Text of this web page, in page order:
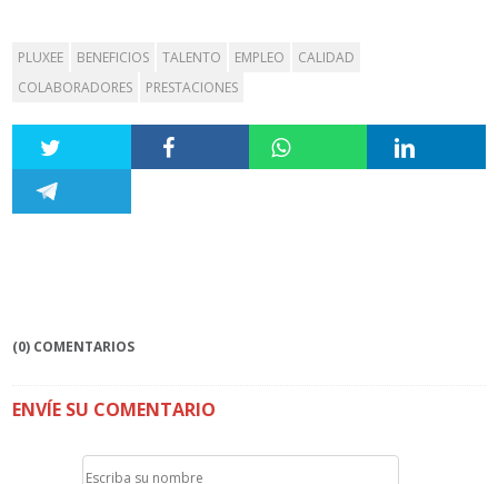
PLUXEE BENEFICIOS TALENTO EMPLEO
CALIDAD
COLABORADORES
PRESTACIONES
(0) COMENTARIOS
ENVÍE SU COMENTARIO